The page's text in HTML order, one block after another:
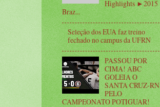
Highlights ►2015
Braz...
Seleção dos EUA faz treino
fechado no campus da UFRN
PASSOU POR
CIMA! ABC
GOLEIA O
SANTA CRUZ-RN
PELO
CAMPEONATO POTIGUAR!